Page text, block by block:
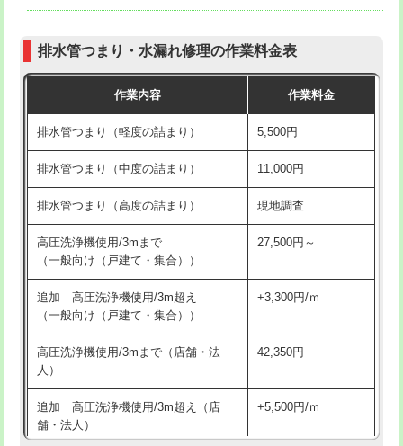
追加人工 16,500円
現場見積
※給水管工事は20mmまでの価格です。
交換・取付（その他部品） 11,000円+材料費
持込商品取付（単水栓） 13,200円
持込商品取付（混合水栓） 16,500円
持込商品取付（浄水器・分岐水栓） 16,500円
給水管工事※（ホール加工) 16,500円
給水管工事※（バンド止め) 3,300円
給水管工事※（支持金具設置)
給水管工事※（保温材使用（バンド止
め込み）)
5,500円
給水管工事※（土の掘削・埋め戻し作
業)
11,000円
給水管工事※（塩ビ管（VP・HI）使
用/3ｍまで)
33,000円
排水管つまり・水漏れ修理の作業料金表
作業内容 作業料金
排水管つまり（軽度の詰まり） 5,500円
排水管つまり（中度の詰まり） 11,000円
排水管つまり（高度の詰まり） 現地調査
高圧洗浄機使用/3mまで
（一般向け（戸建て・集合））
27,500円～
追加 高圧洗浄機使用/3m超え
（一般向け（戸建て・集合））
+3,300円/ｍ
高圧洗浄機使用/3mまで（店舗・法
人）
42,350円
追加 高圧洗浄機使用/3m超え（店
舗・法人）
+5,500円/ｍ